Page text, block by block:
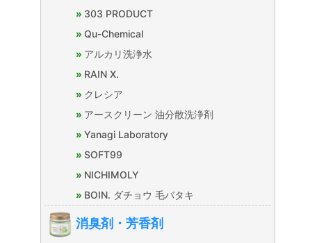
303 PRODUCT
Qu-Chemical
アルカリ洗浄水
RAIN X.
クレシア
アースクリーン 油分散洗浄剤
Yanagi Laboratory
SOFT99
NICHIMOLY
BOIN. ダチョウ 毛バタキ
消臭剤・芳香剤